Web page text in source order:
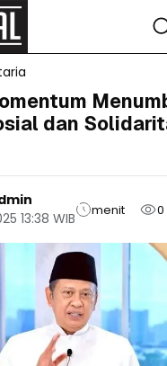
dan
13:38 WIB
menit 0